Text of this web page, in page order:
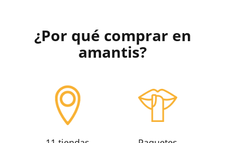
¿Por qué comprar en
amantis?